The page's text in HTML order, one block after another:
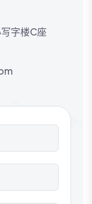
字楼C座